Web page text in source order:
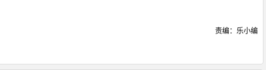
责编：乐小编